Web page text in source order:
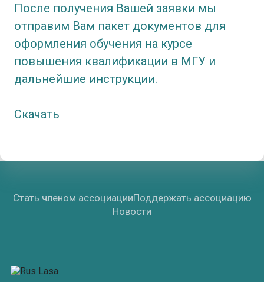
После получения Вашей заявки мы
отправим Вам пакет документов для
оформления обучения на курсе
повышения квалификации в МГУ и
дальнейшие инструкции.
Скачать
Стать членом ассоциацииПоддержать ассоциацию
Новости